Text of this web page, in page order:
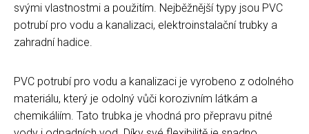
svými vlastnostmi a použitím. Nejběžnější typy jsou PVC
potrubí pro vodu a kanalizaci, elektroinstalační trubky a
zahradní hadice.
PVC potrubí pro vodu a kanalizaci je vyrobeno z odolného
materiálu, který je odolný vůči korozivním látkám a
chemikáliím. Tato trubka je vhodná pro přepravu pitné